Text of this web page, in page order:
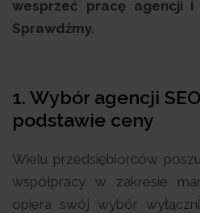
wesprzeć pracę agencji i
Sprawdźmy.
1. Wybór agencji
podstawie ceny
Wielu przedsiębiorców
współpracy w zakresie
opiera swój wybór